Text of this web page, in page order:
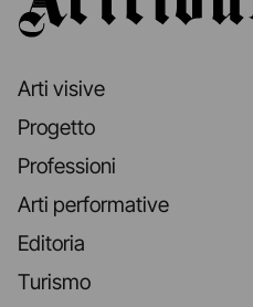
Arti visive
Progetto
Professioni
Arti performative
Editoria
Turismo